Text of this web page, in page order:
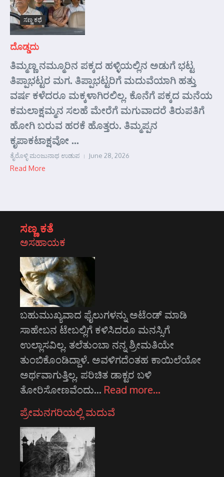
ಸಣ್ಣ ಕಥೆ
ದೊಡ್ಡದು
ತಿಮ್ಮಣ್ಣ ನಮ್ಮೂರಿನ ಪಕ್ಕದ ಹಳ್ಳಿಯಲ್ಲಿನ ಅಡುಗೆ ಭಟ್ಟ
ತಿಪ್ಪಾಭಟ್ಟರ ಮಗ. ತಿಪ್ಪಾಭಟ್ಟರಿಗೆ ಮದುವೆಯಾಗಿ ಹತ್ತು
ವರ್ಷ ಕಳೆದರೂ ಮಕ್ಕಳಾಗಿರಲಿಲ್ಲ. ಕೊನೆಗೆ ಪಕ್ಕದ ಮನೆಯ
ಕಮಲಾಕ್ಷಮ್ಮನ ಸಲಹೆ ಮೇರೆಗೆ ಮಗುವಾದರೆ ತಿರುಪತಿಗೆ
ಹೋಗಿ ಬರುವ ಹರಕೆ ಹೊತ್ತರು. ತಿಮ್ಮಪ್ಪನ
ಕೃಪಾಕಟಾಕ್ಷವೋ ...
ತೈರೊಳ್ಳಿ ಮಂಜುನಾಥ ಉಡುಪ June 28, 2026
Read More
ಸಣ್ಣ ಕತೆ
ಅಸಹಾಯಕ
ಬಹುಮುಖ್ಯವಾದ ಫೈಲುಗಳನ್ನು ಅಟೆಂಡ್ ಮಾಡಿ
ಸಾಹೇಬನ ಟೇಬಲ್ಲಿಗೆ ಕಳಿಸಿದರೂ ಮನಸ್ಸಿಗೆ
ಉಲ್ಲಾಸವಿಲ್ಲ. ತಲೆತುಂಬಾ ನನ್ನ ಶ್ರೀಮತಿಯೇ
ತುಂಬಿಕೊಂಡಿದ್ದಾಳೆ. ಅವಳಿಗದೆಂತಹ ಕಾಯಿಲೆಯೋ
ಅರ್ಥವಾಗುತ್ತಿಲ್ಲ. ಪರಿಚಿತ ಡಾಕ್ಟರ ಬಳಿ
ತೋರಿಸೋಣವೆಂದು… Read more…
ಪ್ರೇಮನಗರಿಯಲ್ಲಿ ಮದುವೆ